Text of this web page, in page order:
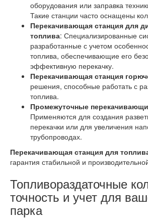
оборудования или заправка
Такие станции часто оснащены
Перекачивающая станция для
топлива: Специализированные
разработанные с учетом
топлива, обеспечивающие его
эффективную перекачку.
Перекачивающая станция
решения, способные работать с
топлива.
Промежуточные
Применяются для создания
перекачки или для увеличения
трубопроводах.
Перекачивающая станция для
гарантия стабильной и
Топливораздаточные
точность и учет для
парка